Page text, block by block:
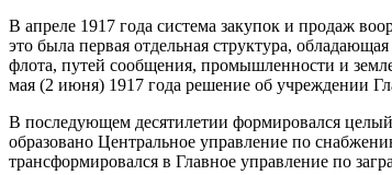
В апреле 1917 года система закупок и продаж
это была первая отдельная структура,
флота, путей сообщения, промышленности и
мая (2 июня) 1917 года решение об учреждении
В последующем десятилетии формировался
образовано Центральное управление по
трансформировался в Главное управление по